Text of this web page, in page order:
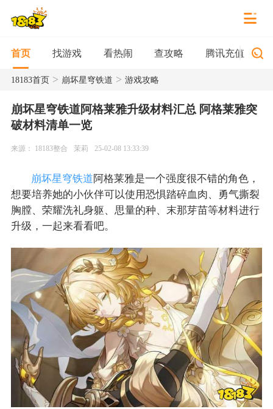
首页 找游戏 看热闹 查攻略 腾讯充值
18183首页> 崩坏星穹铁道 > 游戏攻略
崩坏星穹铁道阿格莱雅升级材料汇总 阿格莱雅突
破材料清单一览
来源： 18183整合 茉莉 25-02-08 13:33:39
崩坏星穹铁道阿格莱雅是一个强度很不错的角色，
想要培养她的小伙伴可以使用恐惧踏碎血肉、勇气撕裂
胸膛、荣耀洗礼身躯、思量的种、末那芽苗等材料进行
升级，一起来看看吧。